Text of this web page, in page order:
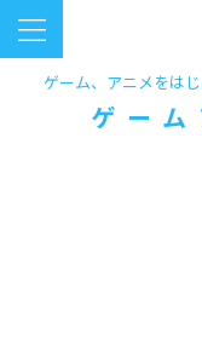
ゲーム、アニメをは
ゲー